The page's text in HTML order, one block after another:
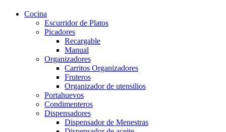
Cocina
Escurridor de Platos
Picadores
Recargable
Manual
Organizadores
Carritos Organizadores
Fruteros
Organizador de utensilios
Portahuevos
Condimenteros
Dispensadores
Dispensador de Menestras